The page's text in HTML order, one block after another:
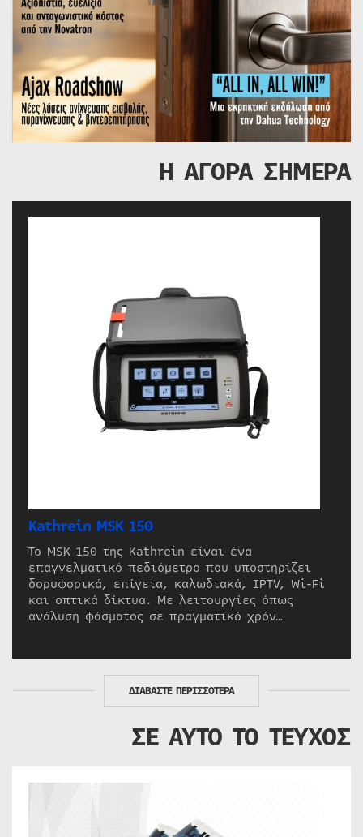
Η ΑΓΟΡΑ ΣΗΜΕΡΑ
Kathrein MSK 150
Το MSK 150 της Kathrein είναι ένα
επαγγελματικό πεδιόμετρο που υποστηρίζει
δορυφορικά, επίγεια, καλωδιακά, IPTV, Wi-Fi
και οπτικά δίκτυα. Με λειτουργίες όπως
ανάλυση φάσματος σε πραγματικό χρόν…
ΔΙΑΒΑΣΤΕ ΠΕΡΙΣΣΟΤΕΡΑ
ΣΕ ΑΥΤΟ ΤΟ ΤΕΥΧΟΣ